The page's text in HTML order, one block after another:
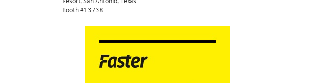
Resort, San Antonio, Texas
Booth #13738